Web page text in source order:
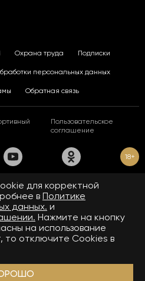
Охрана труда Подписки
персональных данных
Обратная связь
Пользовательское
соглашение
18+
технологии. Подробнее
технологий.
издание «www.matchtv.ru»
по надзору в сфере связи,
коммуникаций (Роскомнадзор).
массовой информации ЭЛ № ФС 77 - 72390
издания «www.matchtv.ru»: ООО
главный редактор СМИ сетевого издания
для корректной
в Политике
данных. и
Нажмите на кнопку
на использование
то отключите Cookies в